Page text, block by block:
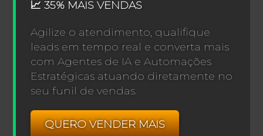
📈 35% MAIS VENDAS
Agilize o atendimento, qualifique
leads em tempo real e converta mais
com Agentes de IA e Automações
Estratégicas atuando diretamente no
seu funil de vendas.
QUERO VENDER MAIS